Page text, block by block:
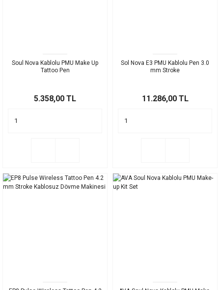
Soul Nova Kablolu PMU Make Up
Tattoo Pen
5.358,00 TL
Sol Nova E3 PMU Kablolu Pen 3.0
mm Stroke
11.286,00 TL